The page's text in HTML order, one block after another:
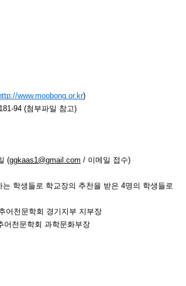
www.moobong.or.kr)
94 (첨부파일 참고)
(ggkaas1@gmail.com / 이메일 접수)
학생들로 학교장의 추천을 받은 4명의 학생들로
어천문학회 경기지부 지부장
문학회 과학문화부장